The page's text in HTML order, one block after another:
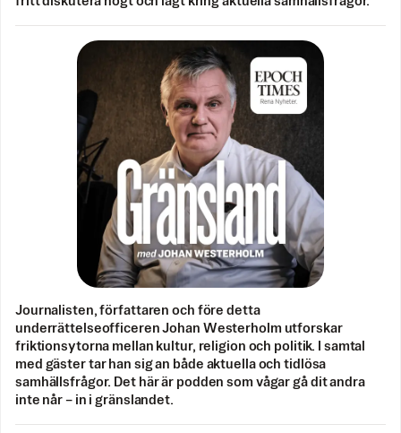
Journalisten, författaren och före detta
underrättelseofficeren Johan Westerholm utforskar
friktionsytorna mellan kultur, religion och politik. I samtal
med gäster tar han sig an både aktuella och tidlösa
samhällsfrågor. Det här är podden som vågar gå dit andra
inte når – in i gränslandet.